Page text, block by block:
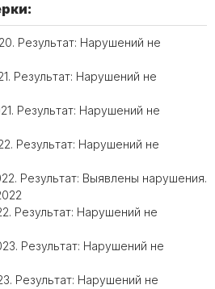
Результат: Нарушений не
Результат: Нарушений не
Результат: Нарушений не
Результат: Нарушений не
Результат: Выявлены нарушения.
Результат: Нарушений не
Результат: Нарушений не
Результат: Нарушений не